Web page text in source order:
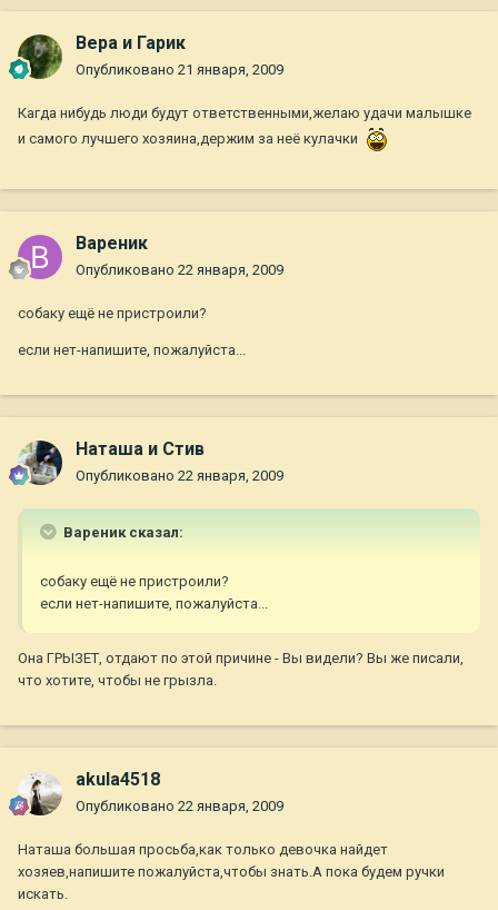
Вера и Гарик
Опубликовано 21 января, 2009
Кагда нибудь люди будут ответственными,желаю удачи малышке
и самого лучшего хозяина,держим за неё кулачки
Вареник
Опубликовано 22 января, 2009
собаку ещё не пристроили?
если нет-напишите, пожалуйста...
Наташа и Стив
Опубликовано 22 января, 2009
Вареник сказал:
собаку ещё не пристроили?
если нет-напишите, пожалуйста...
Она ГРЫЗЕТ, отдают по этой причине - Вы видели? Вы же писали,
что хотите, чтобы не грызла.
akula4518
Опубликовано 22 января, 2009
Наташа большая просьба,как только девочка найдет
хозяев,напишите пожалуйста,чтобы знать.А пока будем ручки
искать.